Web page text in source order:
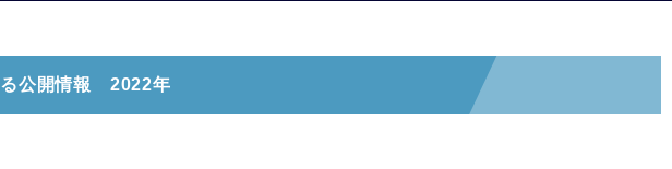
る公開情報 2022年